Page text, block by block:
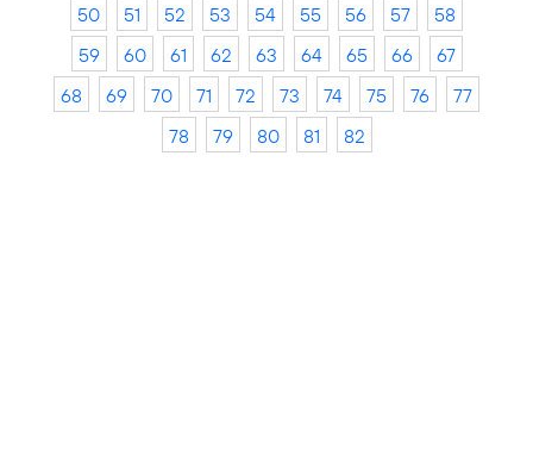
50
51 52 53 54 55 56 57
58
59
60 61 62 63 64 65 66
67
68
69 70 71 72 73 74 75 76
77
78
79 80 81 82